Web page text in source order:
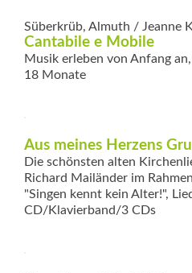
Süberkrüb, Almuth / Jeanne
Cantabile e Mobile
Musik erleben von Anfang
18 Monate
Aus meines Herzens
Die schönsten alten
Richard Mailänder im
"Singen kennt kein Alter!",
CD/Klavierband/3 CDs